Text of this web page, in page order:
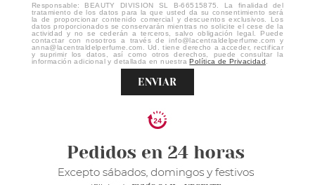
Responsable: BEAUTY DIVISION SL B-66515875. La finalidad del
tratamiento de los datos para la que usted da su consentimiento será
la de proporcionar contenido comercial y descuentos exclusivos. Los
datos proporcionados se conservarán mientras no solicite el cese de la
actividad y no se cederán a terceros, salvo obligación legal. Puede
contactar con nosotros a través de info@lacentraldelperfume.com y
anna@lacentraldelperfume.com. Ud. tiene derecho a acceder, rectificar
y suprimir los datos, así como otros derechos, puede consultar la
información adicional y detallada en nuestraPolítica de Privacidad
ENVIAR